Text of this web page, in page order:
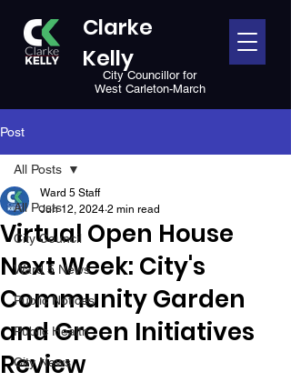
Clarke
Kelly
City Councillor for
West Carleton-March
Post
All Posts
City Council
Ward 5 News
Public Notices
Public Health
City News
All Posts
Virtual Open House
Next Week: City's
Community Garden
and Green Initiatives
Review
Ward 5 Staff
Jun 12, 2024 2 min read